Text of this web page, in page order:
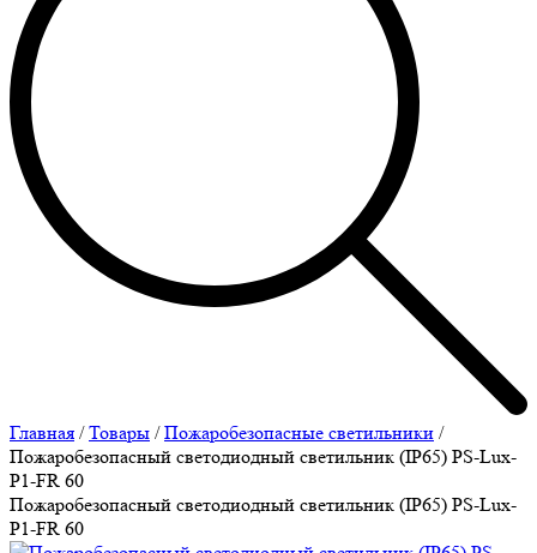
Главная /Товары /Пожаробезопасные светильники /
Пожаробезопасный светодиодный светильник (IP65) PS-Lux-
P1-FR 60
Пожаробезопасный светодиодный светильник (IP65) PS-Lux-
P1-FR 60